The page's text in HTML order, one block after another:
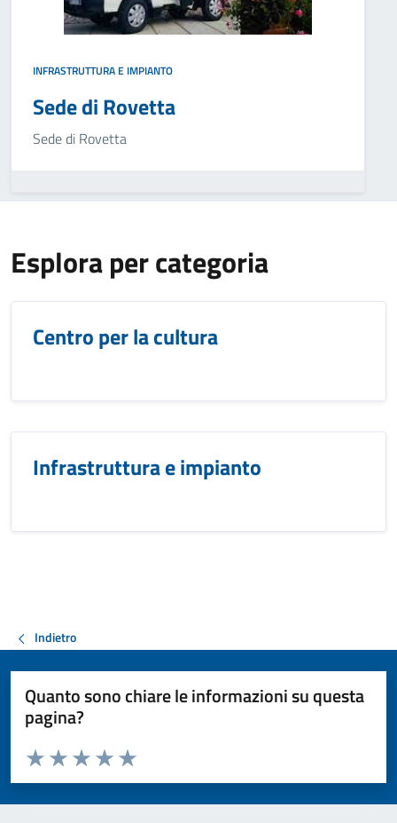
INFRASTRUTTURA E IMPIANTO
Sede di Rovetta
Sede di Rovetta
Esplora per categoria
Centro per la cultura
Infrastruttura e impianto
Indietro
Quanto sono chiare le informazioni su questa
pagina?
Valuta da 1 a 5 stelle la pagina
Valuta 5 stelle su 5
Valuta 4 stelle su 5
Valuta 3 stelle su 5
Valuta 2 stelle su 5
Valuta 1 stelle su 5